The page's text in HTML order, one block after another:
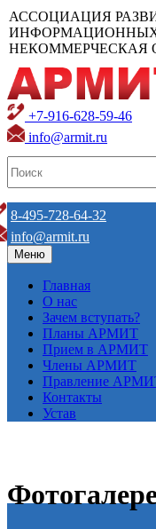
АССОЦИАЦИЯ
НЕКОММЕРЧЕСКАЯ
+7-916-628-59-46
info@armit.ru
8-495-728-64-32
info@armit.ru
Меню
Главная
О нас
Зачем вступать?
Планы АРМИТ
Прием в АРМИТ
Члены АРМИТ
Правление
Контакты
Устав